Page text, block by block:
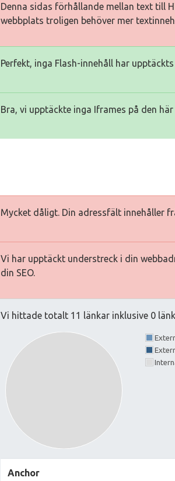
Denna sidas förhållande mellan text till
webbplats troligen behöver mer
Perfekt, inga Flash-innehåll har
Bra, vi upptäckte inga Iframes på den
Mycket dåligt. Din adressfält innehåller
Vi har upptäckt understreck i din
din SEO.
Vi hittade totalt 11 länkar inklusive 0
Anchor